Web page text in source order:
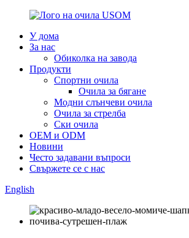
У дома
За нас
Обиколка на завода
Продукти
Спортни очила
Очила за бягане
Модни слънчеви очила
Очила за стрелба
Ски очила
OEM и ODM
Новини
Често задавани въпроси
Свържете се с нас
English